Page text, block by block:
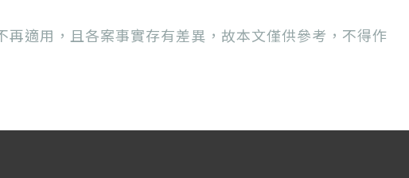
適用，且各案事實存有差異，故本文僅供參考，不得作